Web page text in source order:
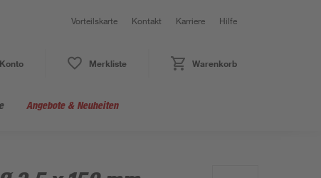
Vorteilskarte Kontakt Karriere Hilfe
Merkliste Warenkorb
Angebote & Neuheiten